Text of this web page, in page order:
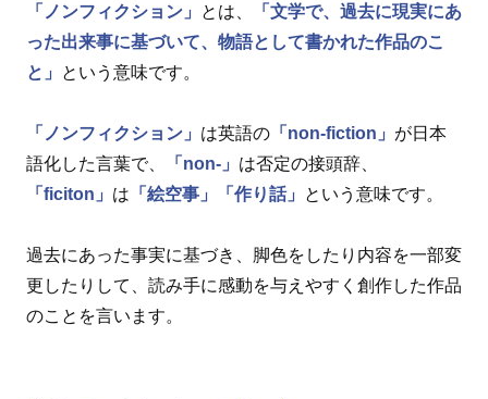
「ノンフィクション」 とは、
「文学で、過去に現実にあ
った出来事に基づいて、物語として書かれた作品のこ
と」
という意味です。
「ノンフィクション」 は英語の 「non-fiction」 が日本
語化した言葉で、
「non-」 は否定の接頭辞、
「ficiton」 は 「絵空事」 「作り話」 という意味です。
過去にあった事実に基づき、脚色をしたり内容を一部変
更したりして、読み手に感動を与えやすく創作した作品
のことを言います。